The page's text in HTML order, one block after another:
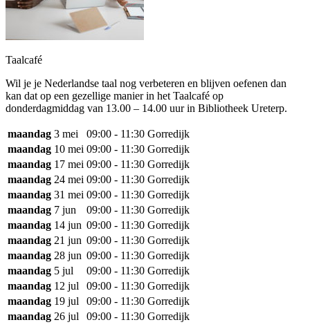
Taalcafé
Wil je je Nederlandse taal nog verbeteren en blijven oefenen dan
kan dat op een gezellige manier in het Taalcafé op
donderdagmiddag van 13.00 – 14.00 uur in Bibliotheek Ureterp.
maandag 3 mei 09:00 - 11:30 Gorredijk
maandag 10 mei 09:00 - 11:30 Gorredijk
maandag 17 mei 09:00 - 11:30 Gorredijk
maandag 24 mei 09:00 - 11:30 Gorredijk
maandag 31 mei 09:00 - 11:30 Gorredijk
maandag 7 jun 09:00 - 11:30 Gorredijk
maandag 14 jun 09:00 - 11:30 Gorredijk
maandag 21 jun 09:00 - 11:30 Gorredijk
maandag 28 jun 09:00 - 11:30 Gorredijk
maandag 5 jul 09:00 - 11:30 Gorredijk
maandag 12 jul 09:00 - 11:30 Gorredijk
maandag 19 jul 09:00 - 11:30 Gorredijk
maandag 26 jul 09:00 - 11:30 Gorredijk